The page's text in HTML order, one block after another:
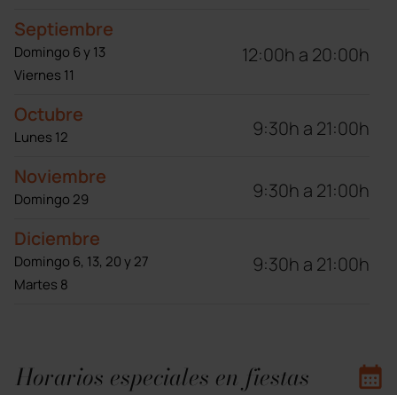
Septiembre
Domingo 6 y 13
Viernes 11
12:00h a 20:00h
Octubre
Lunes 12 9:30h a 21:00h
Noviembre
Domingo 29 9:30h a 21:00h
Diciembre
Domingo 6, 13, 20 y 27
Martes 8
9:30h a 21:00h
Horarios especiales en fiestas